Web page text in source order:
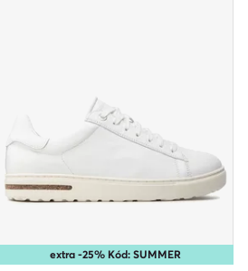
extra -25% Kód: SUMMER